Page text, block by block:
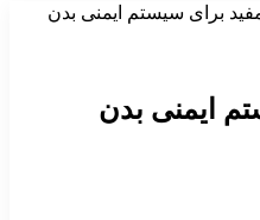
برای سیستم ایمنی بدن
ایمنی بدن